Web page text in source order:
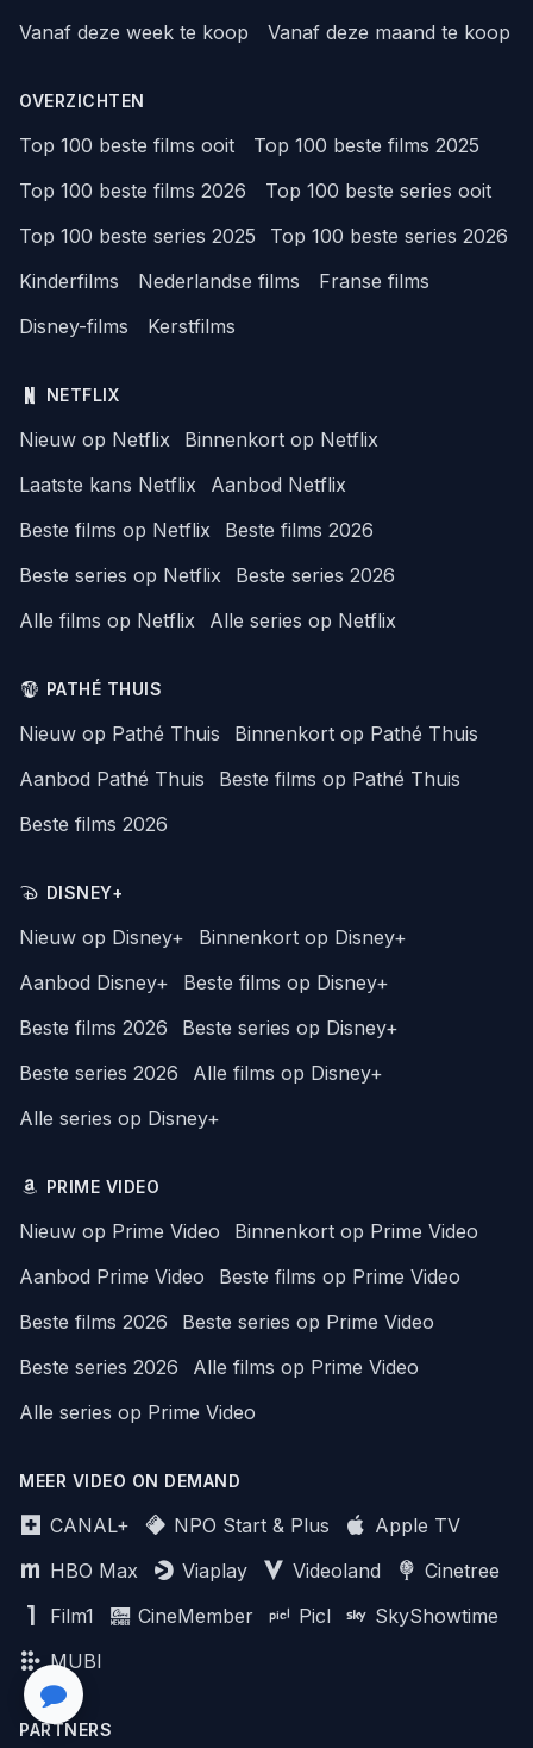
Vanaf deze week te koop
Vanaf deze maand te koop
OVERZICHTEN
Top 100 beste films ooit
Top 100 beste films 2025
Top 100 beste films 2026
Top 100 beste series ooit
Top 100 beste series 2025
Top 100 beste series 2026
Kinderfilms
Nederlandse films
Franse films
Disney-films
Kerstfilms
NETFLIX
Nieuw op Netflix
Binnenkort op Netflix
Laatste kans Netflix
Aanbod Netflix
Beste films op Netflix
Beste films 2026
Beste series op Netflix
Beste series 2026
Alle films op Netflix
Alle series op Netflix
PATHÉ THUIS
Nieuw op Pathé Thuis
Binnenkort op Pathé Thuis
Aanbod Pathé Thuis
Beste films op Pathé Thuis
Beste films 2026
DISNEY+
Nieuw op Disney+
Binnenkort op Disney+
Aanbod Disney+
Beste films op Disney+
Beste films 2026
Beste series op Disney+
Beste series 2026
Alle films op Disney+
Alle series op Disney+
PRIME VIDEO
Nieuw op Prime Video
Binnenkort op Prime Video
Aanbod Prime Video
Beste films op Prime Video
Beste films 2026
Beste series op Prime Video
Beste series 2026
Alle films op Prime Video
Alle series op Prime Video
MEER VIDEO ON DEMAND
CANAL+ NPO Start & Plus
Apple TV
HBO Max
Viaplay Videoland
Cinetree
Film1
CineMember Picl
SkyShowtime
MUBI
PARTNERS